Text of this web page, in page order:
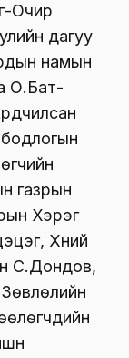
Очир
дагуу
намын
О.Бат-
бодлогын
газрын
Хэрэг
Хүний
С.Дондов,